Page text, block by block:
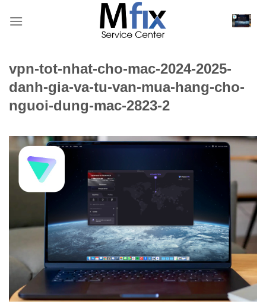
qua
vpn-tot-nhat-cho-mac-2024-2025-
danh-gia-va-tu-van-mua-hang-cho-
nguoi-dung-mac-2823-2